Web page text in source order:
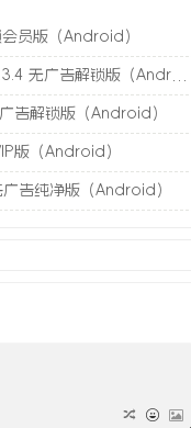
员版（Android）
无广告解锁版（Android）
告解锁版（Android）
版（Android）
告纯净版（Android）